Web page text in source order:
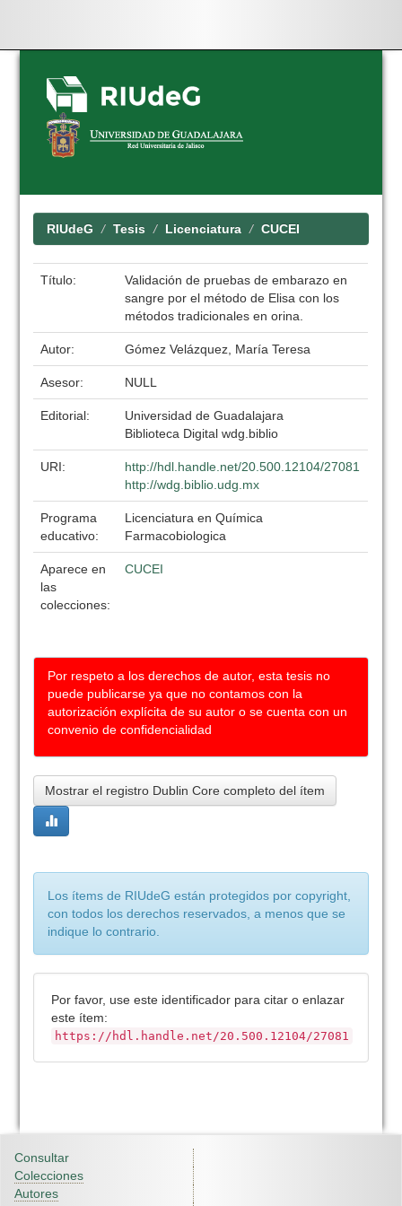
Skip
navigation
RIUdeG Tesis Licenciatura CUCEI
Título:
Validación de pruebas de embarazo en
sangre por el método de Elisa con los
métodos tradicionales en orina.
Autor: Gómez Velázquez, María Teresa
Asesor: NULL
Editorial:
Universidad de Guadalajara
Biblioteca Digital wdg.biblio
URI:
http://hdl.handle.net/20.500.12104/27081
http://wdg.biblio.udg.mx
Programa
educativo:
Licenciatura en Química
Farmacobiologica
Aparece en
las
colecciones:
CUCEI
Por respeto a los derechos de autor, esta tesis no
puede publicarse ya que no contamos con la
autorización explícita de su autor o se cuenta con un
convenio de confidencialidad
Mostrar el registro Dublin Core completo del ítem
Los ítems de RIUdeG están protegidos por copyright,
con todos los derechos reservados, a menos que se
indique lo contrario.
Por favor, use este identificador para citar o enlazar
este ítem:
https://hdl.handle.net/20.500.12104/27081
Consultar
Colecciones
Autores